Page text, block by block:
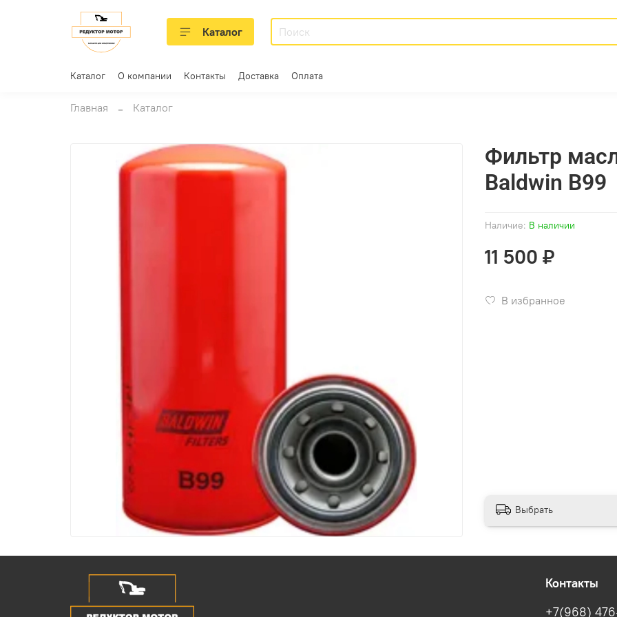
Каталог
Каталог О компании Контакты Доставка Оплата
Главная Каталог
Наличие: В наличии
Фильтр
Baldwin B99
11 500 ₽
В избранное
Выбрать
Контакты
+7(968)